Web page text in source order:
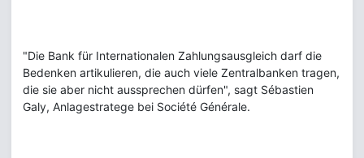
"Die Bank für Internationalen Zahlungsausgleich darf die
Bedenken artikulieren, die auch viele Zentralbanken tragen,
die sie aber nicht aussprechen dürfen", sagt Sébastien
Galy, Anlagestratege bei Société Générale.